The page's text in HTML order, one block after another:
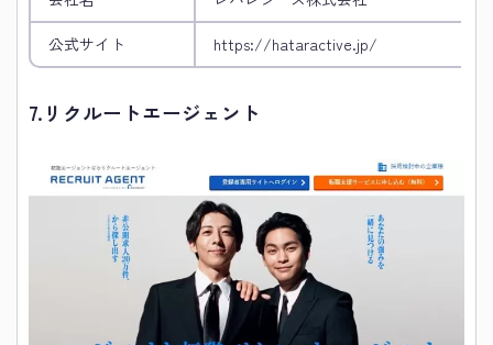
公式サイト https://hataractive.jp/
7. リクルートエージェント